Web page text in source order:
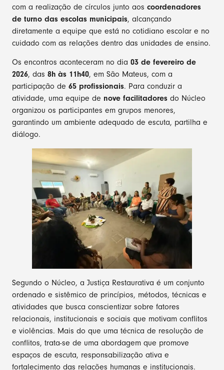
com a realização de círculos junto aos coordenadores
de turno das escolas municipais, alcançando
diretamente a equipe que está no cotidiano escolar e no
cuidado com as relações dentro das unidades de ensino.
Os encontros aconteceram no dia 03 de fevereiro de
2026, das 8h às 11h40, em São Mateus, com a
participação de 65 profissionais. Para conduzir a
atividade, uma equipe de nove facilitadores do Núcleo
organizou os participantes em grupos menores,
garantindo um ambiente adequado de escuta, partilha e
diálogo.
Segundo o Núcleo, a Justiça Restaurativa é um conjunto
ordenado e sistêmico de princípios, métodos, técnicas e
atividades que busca conscientizar sobre fatores
relacionais, institucionais e sociais que motivam conflitos
e violências. Mais do que uma técnica de resolução de
conflitos, trata-se de uma abordagem que promove
espaços de escuta, responsabilização ativa e
fortalecimento das relações humanas e institucionais.